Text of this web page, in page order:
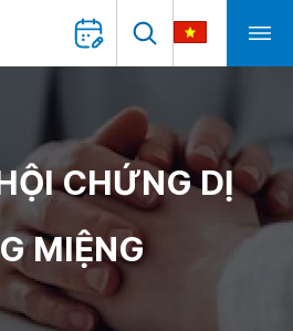
CHỨNG DỊ
MIỆNG